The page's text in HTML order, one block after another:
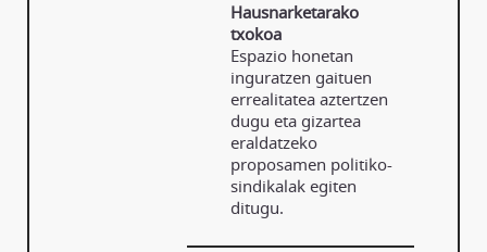
Hausnarketarako
txokoa
Espazio honetan
inguratzen gaituen
errealitatea aztertzen
dugu eta gizartea
eraldatzeko
proposamen politiko-
sindikalak egiten
ditugu.